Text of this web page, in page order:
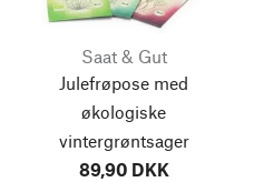
Saat & Gut
Julefrøpose med
økologiske
vintergrøntsager
89,90 DKK